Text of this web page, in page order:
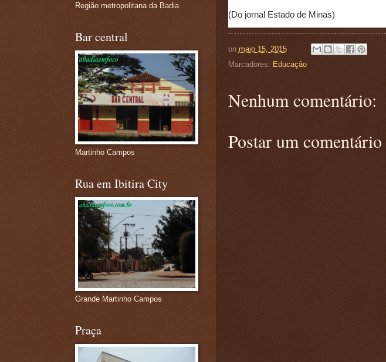
(Do jornal Estado de Minas)
on maio 15, 2015
Marcadores: Educação
Nenhum comentário:
Postar um comentário
Região metropolitana da Badia
Bar central
Martinho Campos
Rua em Ibitira City
Grande Martinho Campos
Praça